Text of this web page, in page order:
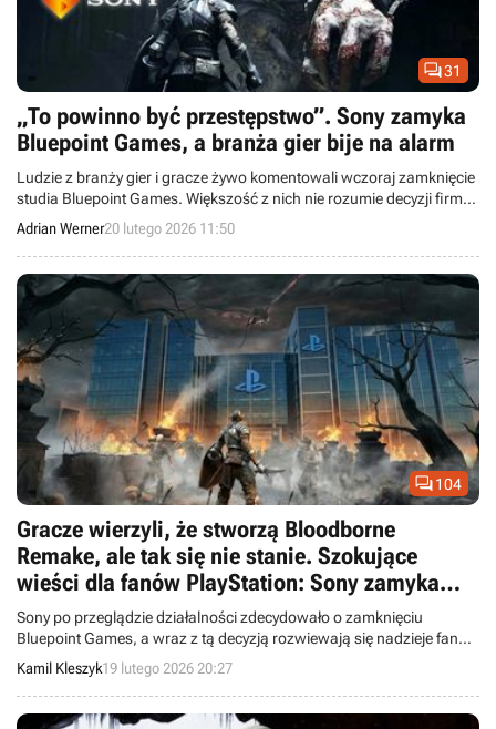
31
„To powinno być przestępstwo”. Sony zamyka
Bluepoint Games, a branża gier bije na alarm
Ludzie z branży gier i gracze żywo komentowali wczoraj zamknięcie
studia Bluepoint Games. Większość z nich nie rozumie decyzji firmy
Sony.
Adrian Werner20 lutego 2026 11:50
104
Gracze wierzyli, że stworzą Bloodborne
Remake, ale tak się nie stanie. Szokujące
wieści dla fanów PlayStation: Sony zamyka
Bluepoint Games
Sony po przeglądzie działalności zdecydowało o zamknięciu
Bluepoint Games, a wraz z tą decyzją rozwiewają się nadzieje fanów
na Bloodborne Remake od twórców Demon's Souls Remake.
Kamil Kleszyk19 lutego 2026 20:27